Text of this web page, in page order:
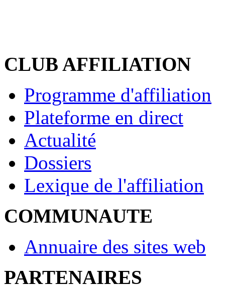
CLUB AFFILIATION
Programme d'affiliation
Plateforme en direct
Actualité
Dossiers
Lexique de l'affiliation
COMMUNAUTE
Annuaire des sites web
PARTENAIRES